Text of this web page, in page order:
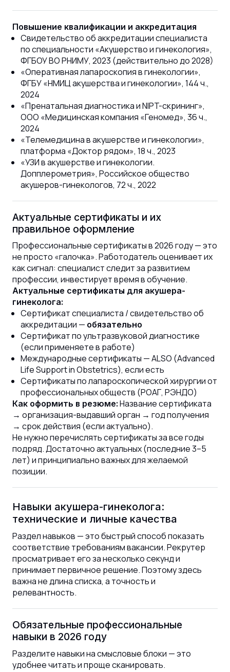
Повышение квалификации и аккредитация
Свидетельство об аккредитации специалиста
по специальности «Акушерство и гинекология»,
ФГБОУ ВО РНИМУ, 2023 (действительно до 2028)
«Оперативная лапароскопия в гинекологии»,
ФГБУ «НМИЦ акушерства и гинекологии», 144 ч.,
2024
«Пренатальная диагностика и NIPT-скрининг»,
ООО «Медицинская компания «Геномед», 36 ч.,
2024
«Телемедицина в акушерстве и гинекологии»,
платформа «Доктор рядом», 18 ч., 2023
«УЗИ в акушерстве и гинекологии.
Допплерометрия», Российское общество
акушеров-гинекологов, 72 ч., 2022
Актуальные сертификаты и их
правильное оформление
Профессиональные сертификаты в 2026 году — это
не просто «галочка». Работодатель оценивает их
как сигнал: специалист следит за развитием
профессии, инвестирует время в обучение.
Актуальные сертификаты для акушера-
гинеколога:
Сертификат специалиста / свидетельство об
аккредитации — обязательно
Сертификат по ультразвуковой диагностике
(если применяете в работе)
Международные сертификаты — ALSO (Advanced
Life Support in Obstetrics), если есть
Сертификаты по лапароскопической хирургии от
профессиональных обществ (РОАГ, РЭНДО)
Как оформить в резюме: Название сертификата
→ организация-выдавший орган → год получения
→ срок действия (если актуально).
Не нужно перечислять сертификаты за все годы
подряд. Достаточно актуальных (последние 3–5
лет) и принципиально важных для желаемой
позиции.
Навыки акушера-гинеколога:
технические и личные качества
Раздел навыков — это быстрый способ показать
соответствие требованиям вакансии. Рекрутер
просматривает его за несколько секунд и
принимает первичное решение. Поэтому здесь
важна не длина списка, а точность и
релевантность.
Обязательные профессиональные
навыки в 2026 году
Разделите навыки на смысловые блоки — это
удобнее читать и проще сканировать.